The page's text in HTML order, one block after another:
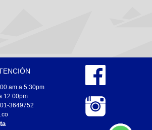
am a 5:30pm
12:00pm
3649752